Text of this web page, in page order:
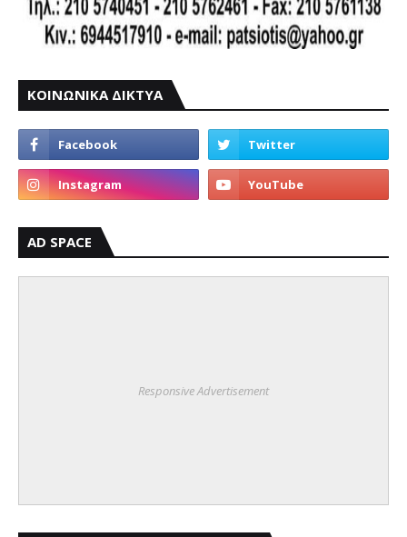
ΚΟΙΝΩΝΙΚΑ ΔΙΚΤΥΑ
AD SPACE
Responsive Advertisement